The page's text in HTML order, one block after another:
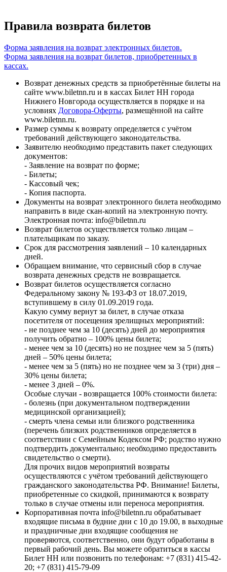
Правила возврата билетов
Форма заявления на возврат электронных билетов.
Форма заявления на возврат билетов, приобретенных в
кассах.
Возврат денежных средств за приобретённые билеты на
сайте www.biletnn.ru и в кассах Билет НН города
Нижнего Новгорода осуществляется в порядке и на
условиях Договора-Оферты, размещённой на сайте
www.biletnn.ru.
Размер суммы к возврату определяется с учётом
требований действующего законодательства.
Заявителю необходимо представить пакет следующих
документов:
- Заявление на возврат по форме;
- Билеты;
- Кассовый чек;
- Копия паспорта.
Документы на возврат электронного билета необходимо
направить в виде скан-копий на электронную почту.
Электронная почта: info@biletnn.ru
Возврат билетов осуществляется только лицам –
плательщикам по заказу.
Срок для рассмотрения заявлений – 10 календарных
дней.
Обращаем внимание, что сервисный сбор в случае
возврата денежных средств не возвращается.
Возврат билетов осуществляется согласно
Федеральному закону № 193-ФЗ от 18.07.2019,
вступившему в силу 01.09.2019 года.
Какую сумму вернут за билет, в случае отказа
посетителя от посещения зрелищных мероприятий:
- не позднее чем за 10 (десять) дней до мероприятия
получить обратно – 100% цены билета;
- менее чем за 10 (десять) но не позднее чем за 5 (пять)
дней – 50% цены билета;
- менее чем за 5 (пять) но не позднее чем за 3 (три) дня –
30% цены билета;
- менее 3 дней – 0%.
Особые случаи - возвращается 100% стоимости билета:
- болезнь (при документальном подтверждении
медицинской организацией);
- смерть члена семьи или близкого родственника
(перечень близких родственников определяется в
соответствии с Семейным Кодексом РФ; родство нужно
подтвердить документально; необходимо предоставить
свидетельство о смерти).
Для прочих видов мероприятий возвраты
осуществляются с учётом требований действующего
гражданского законодательства РФ. Внимание! Билеты,
приобретенные со скидкой, принимаются к возврату
только в случае отмены или переноса мероприятия.
Корпоративная почта info@biletnn.ru обрабатывает
входящие письма в будние дни с 10 до 19.00, в выходные
и праздничные дни входящие сообщения не
проверяются, соответственно, они будут обработаны в
первый рабочий день. Вы можете обратиться в кассы
Билет НН или позвонить по телефонам: +7 (831) 415-42-
20; +7 (831) 415-79-09